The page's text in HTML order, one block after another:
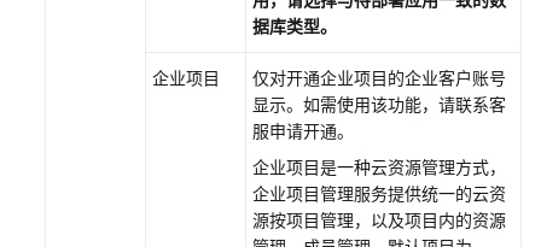
据库类型。
企业项目 仅对开通企业项目的企业客户账号
显示。如需使用该功能，请联系客
服申请开通。
企业项目是一种云资源管理方式，
企业项目管理服务提供统一的云资
源按项目管理，以及项目内的资源